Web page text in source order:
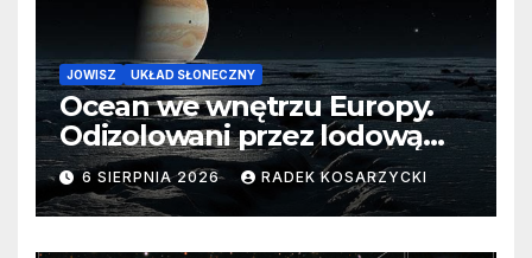
JOWISZ UKŁAD SŁONECZNY
Ocean we wnętrzu Europy.
Odizolowani przez lodową
barierę
6 SIERPNIA 2026 RADEK KOSARZYCKI